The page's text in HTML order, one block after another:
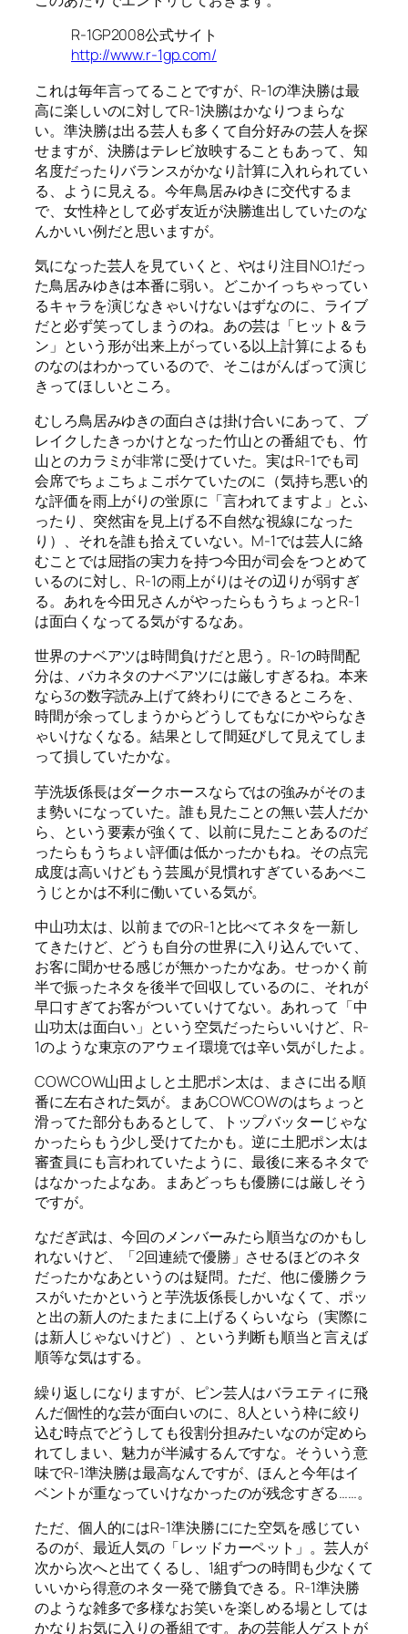
R-1GP2008公式サイト
http://www.r-1gp.com/
これは毎年言ってることですが、R-1の準決勝は最
高に楽しいのに対してR-1決勝はかなりつまらな
い。準決勝は出る芸人も多くて自分好みの芸人を探
せますが、決勝はテレビ放映することもあって、知
名度だったりバランスがかなり計算に入れられてい
る、ように見える。今年鳥居みゆきに交代するま
で、女性枠として必ず友近が決勝進出していたのな
んかいい例だと思いますが。
気になった芸人を見ていくと、やはり注目NO.1だっ
た鳥居みゆきは本番に弱い。どこかイっちゃってい
るキャラを演じなきゃいけないはずなのに、ライブ
だと必ず笑ってしまうのね。あの芸は「ヒット＆ラ
ン」という形が出来上がっている以上計算によるも
のなのはわかっているので、そこはがんばって演じ
きってほしいところ。
むしろ鳥居みゆきの面白さは掛け合いにあって、ブ
レイクしたきっかけとなった竹山との番組でも、竹
山とのカラミが非常に受けていた。実はR-1でも司
会席でちょこちょこボケていたのに（気持ち悪い的
な評価を雨上がりの蛍原に「言われてますよ」とふ
ったり、突然宙を見上げる不自然な視線になった
り）、それを誰も拾えていない。M-1では芸人に絡
むことでは屈指の実力を持つ今田が司会をつとめて
いるのに対し、R-1の雨上がりはその辺りが弱すぎ
る。あれを今田兄さんがやったらもうちょっとR-1
は面白くなってる気がするなあ。
世界のナベアツは時間負けだと思う。R-1の時間配
分は、バカネタのナベアツには厳しすぎるね。本来
なら3の数字読み上げて終わりにできるところを、
時間が余ってしまうからどうしてもなにかやらなき
ゃいけなくなる。結果として間延びして見えてしま
って損していたかな。
芋洗坂係長はダークホースならではの強みがそのま
ま勢いになっていた。誰も見たことの無い芸人だか
ら、という要素が強くて、以前に見たことあるのだ
ったらもうちょい評価は低かったかもね。その点完
成度は高いけどもう芸風が見慣れすぎているあべこ
うじとかは不利に働いている気が。
中山功太は、以前までのR-1と比べてネタを一新し
てきたけど、どうも自分の世界に入り込んでいて、
お客に聞かせる感じが無かったかなあ。せっかく前
半で振ったネタを後半で回収しているのに、それが
早口すぎてお客がついていけてない。あれって「中
山功太は面白い」という空気だったらいいけど、R-
1のような東京のアウェイ環境では辛い気がしたよ。
COWCOW山田よしと土肥ポン太は、まさに出る順
番に左右された気が。まあCOWCOWのはちょっと
滑ってた部分もあるとして、トップバッターじゃな
かったらもう少し受けてたかも。逆に土肥ポン太は
審査員にも言われていたように、最後に来るネタで
はなかったよなあ。まあどっちも優勝には厳しそう
ですが。
なだぎ武は、今回のメンバーみたら順当なのかもし
れないけど、「2回連続で優勝」させるほどのネタ
だったかなあというのは疑問。ただ、他に優勝クラ
スがいたかというと芋洗坂係長しかいなくて、ポッ
と出の新人のたまたまに上げるくらいなら（実際に
は新人じゃないけど）、という判断も順当と言えば
順等な気はする。
繰り返しになりますが、ピン芸人はバラエティに飛
んだ個性的な芸が面白いのに、8人という枠に絞り
込む時点でどうしても役割分担みたいなのが定めら
れてしまい、魅力が半減するんですな。そういう意
味でR-1準決勝は最高なんですが、ほんと今年はイ
ベントが重なっていけなかったのが残念すぎる……。
ただ、個人的にはR-1準決勝ににた空気を感じてい
るのが、最近人気の「レッドカーペット」。芸人が
次から次へと出てくるし、1組ずつの時間も少なくて
いいから得意のネタ一発で勝負できる。R-1準決勝
のような雑多で多様なお笑いを楽しめる場としては
かなりお気に入りの番組です。あの芸能人ゲストが